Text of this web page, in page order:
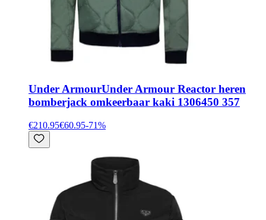
Under ArmourUnder Armour Reactor heren
bomberjack omkeerbaar kaki 1306450 357
€210.95€60.95-71%